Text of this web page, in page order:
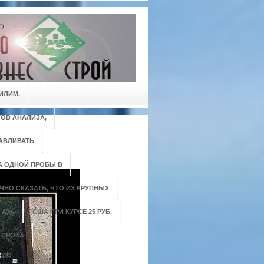
АНАЛИЗА,
ОДНОЙ ПРОБЫ В
СКАЗАТЬ, ЧТО ИЗ КРУПНЫХ
США ПРИ КУРСЕ 25 РУБ.